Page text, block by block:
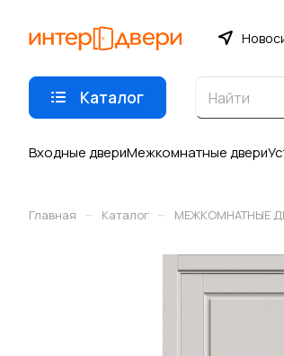
Каталог
Входные двериМежкомнатные двери
Главная – Каталог – МЕЖКОМНАТНЫЕ